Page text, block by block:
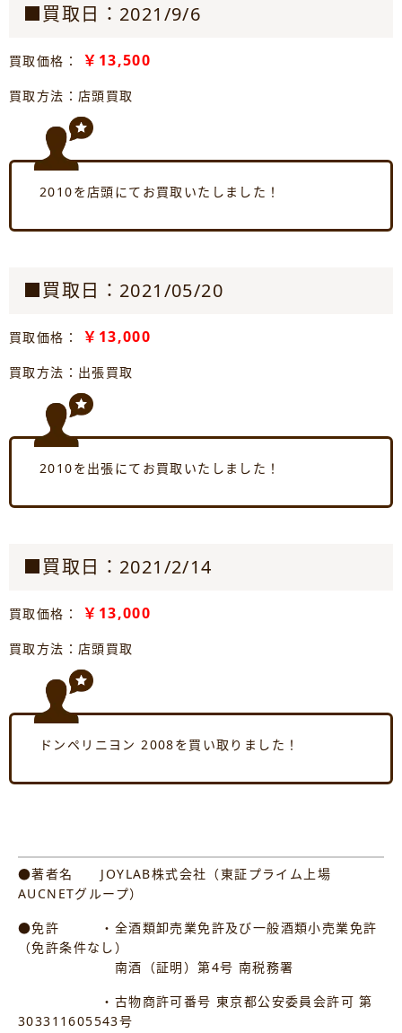
■買取日：2021/9/6
買取価格： ￥13,500
買取方法：店頭買取
2010を店頭にてお買取いたしました！
■買取日：2021/05/20
買取価格： ￥13,000
買取方法：出張買取
2010を出張にてお買取いたしました！
■買取日：2021/2/14
買取価格： ￥13,000
買取方法：店頭買取
ドンペリニヨン 2008を買い取りました！
●著者名 JOYLAB株式会社（東証プライム上場
AUCNETグループ）
●免許 ・全酒類卸売業免許及び一般酒類小売業免許
（免許条件なし）
南酒（証明）第4号 南税務署
・古物商許可番号 東京都公安委員会許可 第
303311605543号